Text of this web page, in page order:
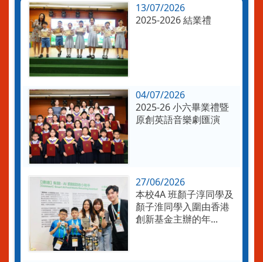
13/07/2026
2025-2026 結業禮
04/07/2026
2025-26 小六畢業禮暨
原創英語音樂劇匯演
27/06/2026
本校4A 班顏子淳同學及
顏子淮同學入圍由香港
創新基金主辦的年...